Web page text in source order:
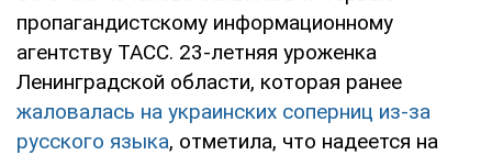
пропагандистскому информационному
агентству ТАСС. 23-летняя уроженка
Ленинградской области, которая ранее
жаловалась на украинских соперниц из-за
русского языка, отметила, что надеется на